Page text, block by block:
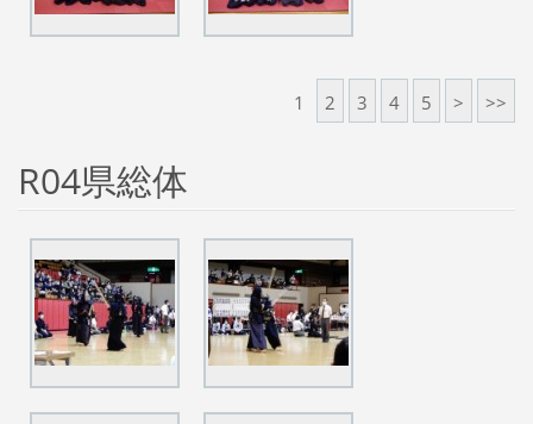
1 2 3 4 5 > >>
R04県総体